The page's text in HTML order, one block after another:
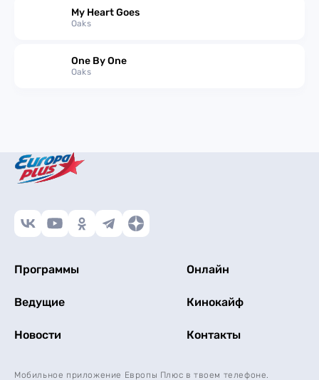
My Heart Goes
Oaks
One By One
Oaks
Программы Онлайн
Ведущие Кинокайф
Новости Контакты
Мобильное приложение Европы Плюс в твоем телефоне.